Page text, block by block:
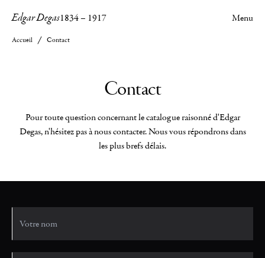
Edgar Degas1834– 1917 Menu
Accueil Contact
Contact
Pour toute question concernant le catalogue raisonné d'Edgar
Degas, n'hésitez pas à nous contacter. Nous vous répondrons dans
les plus brefs délais.